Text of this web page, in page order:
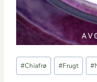
Indlæg-
tags:
#Chiafrø #Frugt #